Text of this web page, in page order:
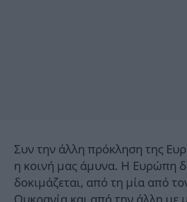
Συν την άλλη πρόκληση της
η κοινή μας άμυνα. Η Ευρώπη
δοκιμάζεται, από τη μία από